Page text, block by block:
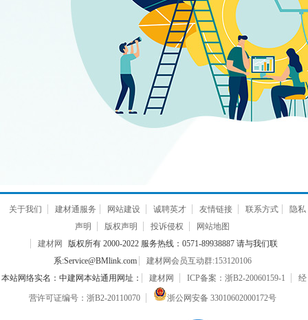
关于我们 建材通服务 网站建设 诚聘英才 友情链接 联系方式
隐私
声明
版权声明 投诉侵权
网站地图
建材网
版权所有 2000-2022 服务热线：0571-89938887 请与我们联
系:Service@BMlink.com
建材网会员互动群:153120106
本站网络实名：中建网本站通用网址：
建材网 ICP备案：浙B2-20060159-1 经
营许可证编号：浙B2-20110070 浙公网安备 33010602000172号